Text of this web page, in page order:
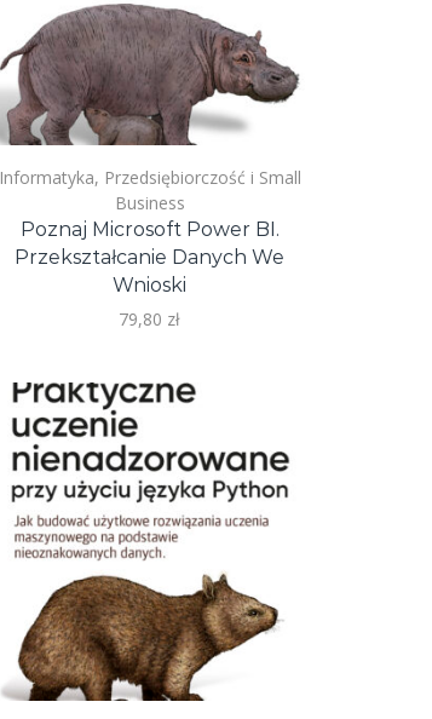
Informatyka, Przedsiębiorczość i Small
Business
Poznaj Microsoft Power BI.
Przekształcanie Danych We
Wnioski
79,80 zł